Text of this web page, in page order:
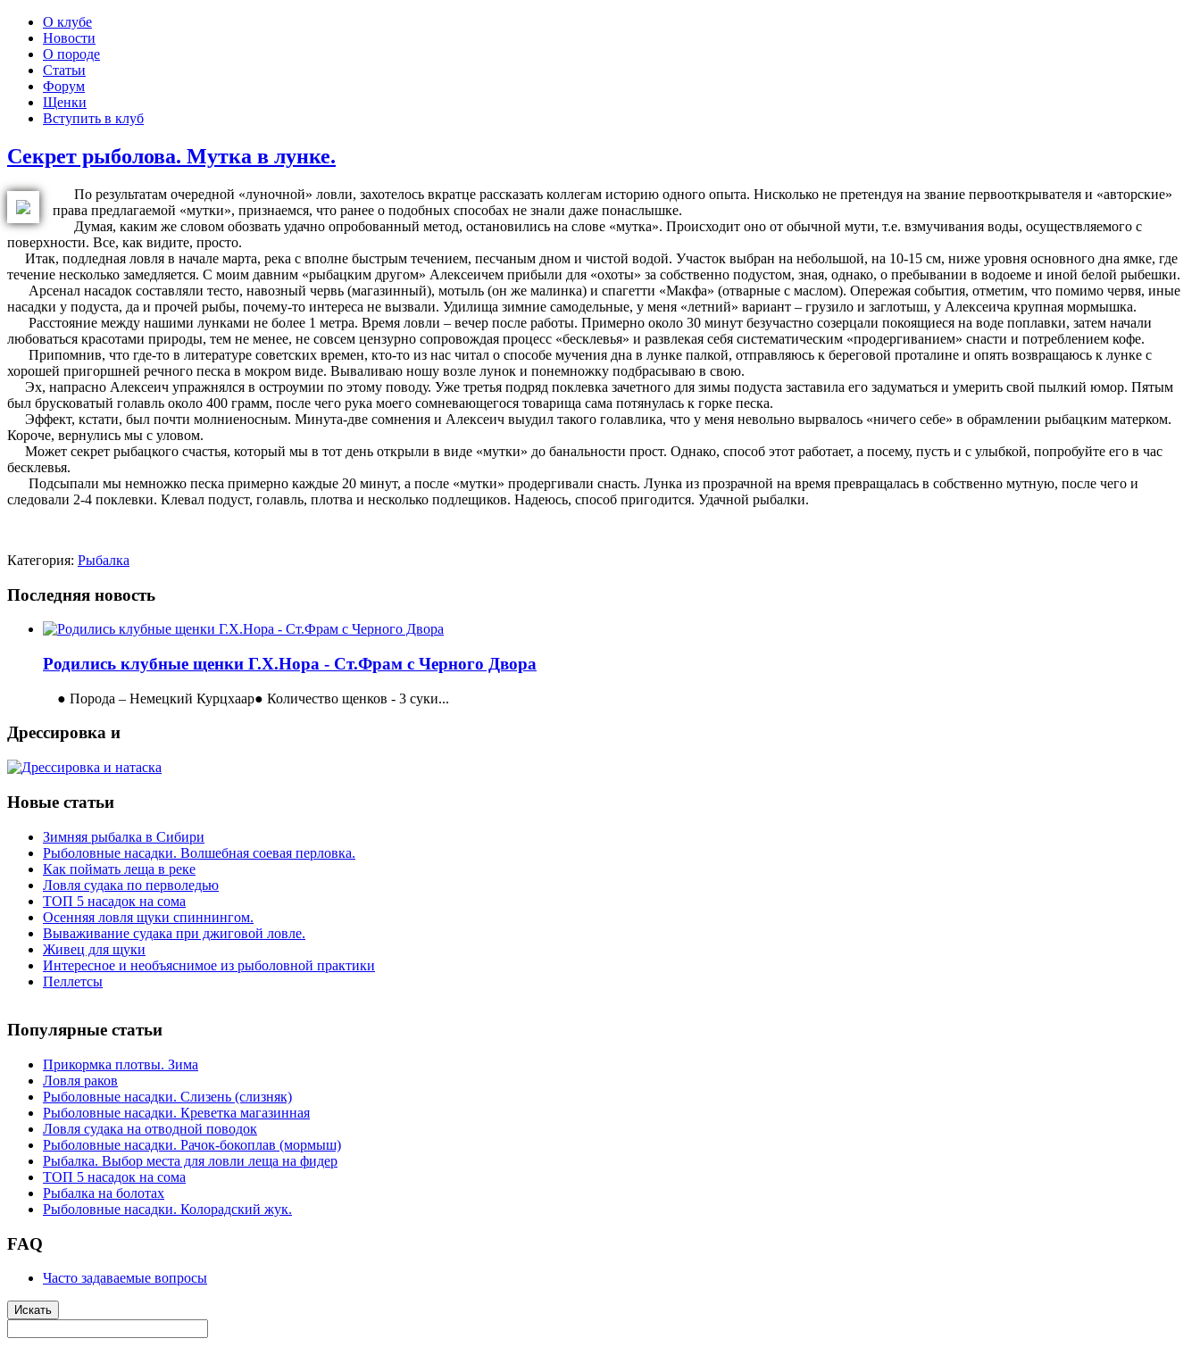
О клубе
Новости
О породе
Статьи
Форум
Щенки
Вступить в клуб
Секрет рыболова. Мутка в лунке.
По результатам очередной «луночной» ловли, захотелось вкратце рассказать коллегам историю одного опыта. Нисколько не претендуя на звание первооткрывателя и «авторские»
права предлагаемой «мутки», признаемся, что ранее о подобных способах не знали даже понаслышке.
Думая, каким же словом обозвать удачно опробованный метод, остановились на слове «мутка». Происходит оно от обычной мути, т.е. взмучивания воды, осуществляемого с
поверхности. Все, как видите, просто.
Итак, подледная ловля в начале марта, река с вполне быстрым течением, песчаным дном и чистой водой. Участок выбран на небольшой, на 10-15 см, ниже уровня основного дна ямке, где
течение несколько замедляется. С моим давним «рыбацким другом» Алексеичем прибыли для «охоты» за собственно подустом, зная, однако, о пребывании в водоеме и иной белой рыбешки.
Арсенал насадок составляли тесто, навозный червь (магазинный), мотыль (он же малинка) и спагетти «Макфа» (отварные с маслом). Опережая события, отметим, что помимо червя, иные
насадки у подуста, да и прочей рыбы, почему-то интереса не вызвали. Удилища зимние самодельные, у меня «летний» вариант – грузило и заглотыш, у Алексеича крупная мормышка.
Расстояние между нашими лунками не более 1 метра. Время ловли – вечер после работы. Примерно около 30 минут безучастно созерцали покоящиеся на воде поплавки, затем начали
любоваться красотами природы, тем не менее, не совсем цензурно сопровождая процесс «бесклевья» и развлекая себя систематическим «продергиванием» снасти и потреблением кофе.
Припомнив, что где-то в литературе советских времен, кто-то из нас читал о способе мучения дна в лунке палкой, отправляюсь к береговой проталине и опять возвращаюсь к лунке с
хорошей пригоршней речного песка в мокром виде. Вываливаю ношу возле лунок и понемножку подбрасываю в свою.
Эх, напрасно Алексеич упражнялся в остроумии по этому поводу. Уже третья подряд поклевка зачетного для зимы подуста заставила его задуматься и умерить свой пылкий юмор. Пятым
был брусковатый голавль около 400 грамм, после чего рука моего сомневающегося товарища сама потянулась к горке песка.
Эффект, кстати, был почти молниеносным. Минута-две сомнения и Алексеич выудил такого голавлика, что у меня невольно вырвалось «ничего себе» в обрамлении рыбацким матерком.
Короче, вернулись мы с уловом.
Может секрет рыбацкого счастья, который мы в тот день открыли в виде «мутки» до банальности прост. Однако, способ этот работает, а посему, пусть и с улыбкой, попробуйте его в час
бесклевья.
Подсыпали мы немножко песка примерно каждые 20 минут, а после «мутки» продергивали снасть. Лунка из прозрачной на время превращалась в собственно мутную, после чего и
следовали 2-4 поклевки. Клевал подуст, голавль, плотва и несколько подлещиков. Надеюсь, способ пригодится. Удачной рыбалки.
Категория: Рыбалка
Последняя новость
Родились клубные щенки Г.Х.Нора - Ст.Фрам с Черного Двора
● Порода – Немецкий Курцхаар● Количество щенков - 3 суки...
Дрессировка и
Новые статьи
Зимняя рыбалка в Сибири
Рыболовные насадки. Волшебная соевая перловка.
Как поймать леща в реке
Ловля судака по перволедью
ТОП 5 насадок на сома
Осенняя ловля щуки спиннингом.
Вываживание судака при джиговой ловле.
Живец для щуки
Интересное и необъяснимое из рыболовной практики
Пеллетсы
Популярные статьи
Прикормка плотвы. Зима
Ловля раков
Рыболовные насадки. Слизень (слизняк)
Рыболовные насадки. Креветка магазинная
Ловля судака на отводной поводок
Рыболовные насадки. Рачок-бокоплав (мормыш)
Рыбалка. Выбор места для ловли леща на фидер
ТОП 5 насадок на сома
Рыбалка на болотах
Рыболовные насадки. Колорадский жук.
FAQ
Часто задаваемые вопросы
Искать